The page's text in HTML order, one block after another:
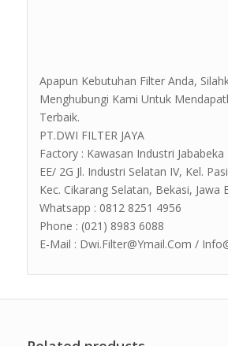
Apapun Kebutuhan Filter Anda,
Menghubungi Kami Untuk
Terbaik.
PT.DWI FILTER JAYA
Factory : Kawasan Industri
EE/ 2G Jl. Industri Selatan IV, Kel.
Kec. Cikarang Selatan, Bekasi, Jawa
Whatsapp : 0812 8251 4956
Phone : (021) 8983 6088
E-Mail : Dwi.Filter@Ymail.Com /